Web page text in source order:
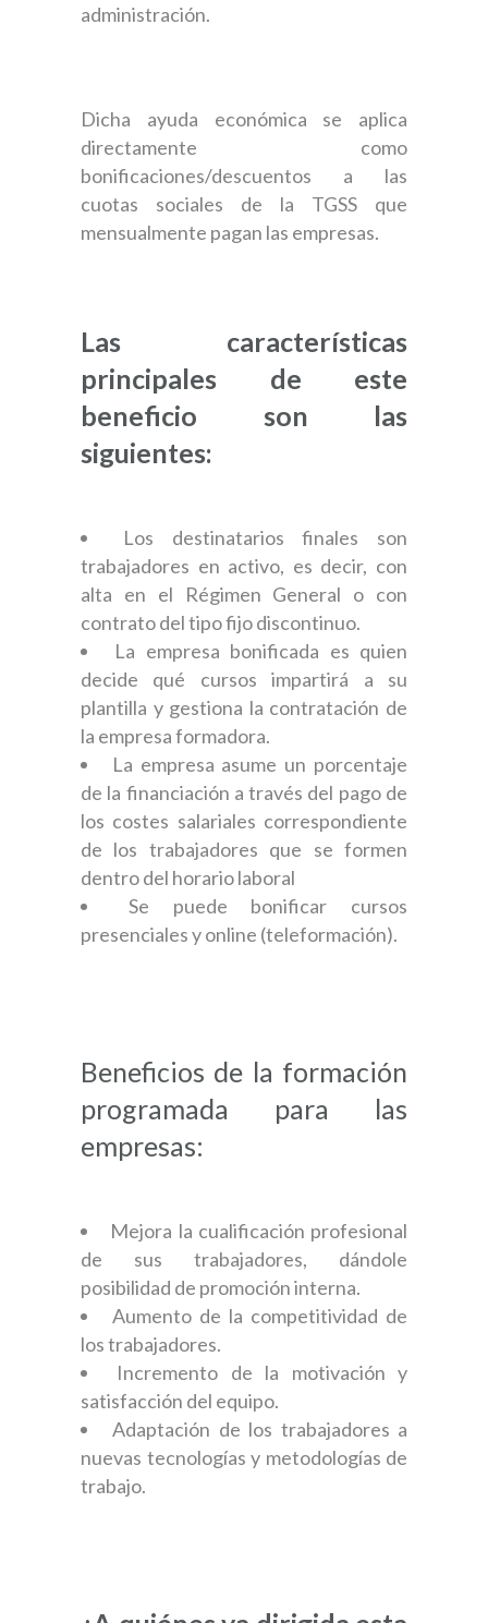
administración.
Dicha ayuda económica se aplica
directamente como
bonificaciones/descuentos a las
cuotas sociales de la TGSS que
mensualmente pagan las empresas.
Las características
principales de este
beneficio son las
siguientes:
Los destinatarios finales son
trabajadores en activo, es decir, con
alta en el Régimen General o con
contrato del tipo fijo discontinuo.
La empresa bonificada es quien
decide qué cursos impartirá a su
plantilla y gestiona la contratación de
la empresa formadora.
La empresa asume un porcentaje
de la financiación a través del pago de
los costes salariales correspondiente
de los trabajadores que se formen
dentro del horario laboral
Se puede bonificar cursos
presenciales y online (teleformación).
Beneficios de la formación
programada para las
empresas:
Mejora la cualificación profesional
de sus trabajadores, dándole
posibilidad de promoción interna.
Aumento de la competitividad de
los trabajadores.
Incremento de la motivación y
satisfacción del equipo.
Adaptación de los trabajadores a
nuevas tecnologías y metodologías de
trabajo.